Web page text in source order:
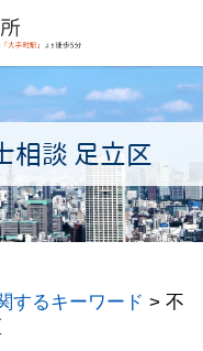
相談 足立区
するキーワード > 不